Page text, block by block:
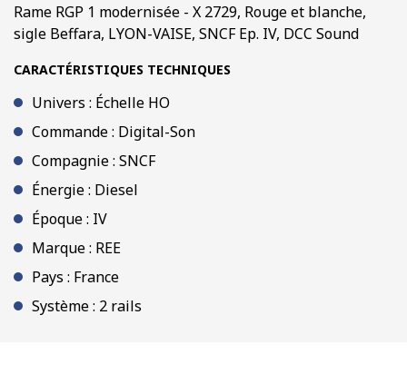
sigle
Beffara,
LYON-
SNCF
Ep.
Digital
Son
Rame RGP 1 modernisée - X 2729, Rouge et blanche,
sigle Beffara, LYON-VAISE, SNCF Ep. IV, DCC Sound
CARACTÉRISTIQUES TECHNIQUES
Univers : Échelle HO
Commande : Digital-Son
Compagnie : SNCF
Énergie : Diesel
Époque : IV
Marque : REE
Pays : France
Système : 2 rails